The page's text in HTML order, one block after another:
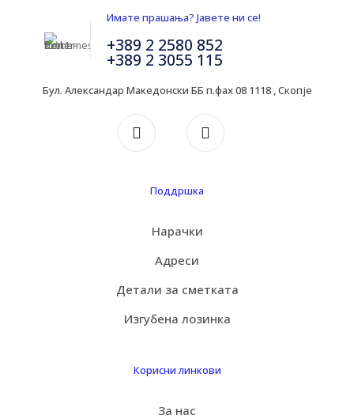
Имате прашања? Јавете ни се!
+389 2 2580 852
+389 2 3055 115
Бул. Александар Македонски ББ п.фах 08 1118 , Скопје
Поддршка
Нарачки
Адреси
Детали за сметката
Изгубена лозинка
Корисни линкови
За нас